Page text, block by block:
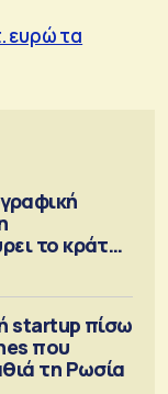
ευρώ τα
το κράτος
startup πίσω
που
τη Ρωσία